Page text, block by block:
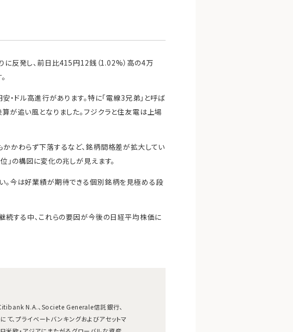
反発し、前日比415円12銭（1.02%）高の4万
・ドル高進行があります。特に「電線3兄弟」と呼ば
が追い風となりました。フジクラと住友電は上場
かわらず下落するなど、銘柄間格差が拡大してい
」の構図に変化の兆しが見えます。
。今は好業績が期待できる個別銘柄を見極める段
続する中、これらの要因が今後の日経平均株価に
N.A.、Societe Generale信託銀行、
プライベートバンキングおよびアセットマ